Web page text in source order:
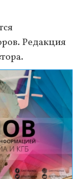
Редакция